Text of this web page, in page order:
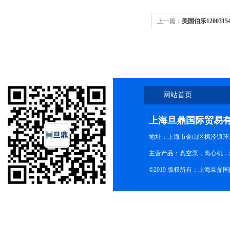
上一篇： 美国伯乐
网站首页
上海旦鼎国际贸易
地址：上海市金山区枫泾镇
主营产品：真空泵，离心机
©2019 版权所有：上海旦鼎